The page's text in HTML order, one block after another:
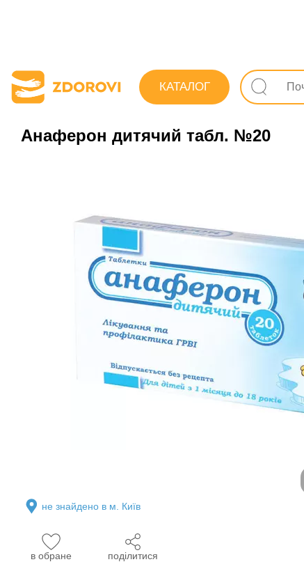
КАТАЛОГ
Пошук ліків Ліки Протизастудні (грип, ГРЗ)
Анаферон дитячий табл. №20
не знайдено в м. Київ
в обране поділитися